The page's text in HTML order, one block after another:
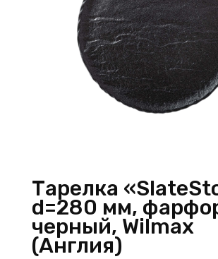
Тарелка
d=280 мм,
черный, Wilmax
(Англия)